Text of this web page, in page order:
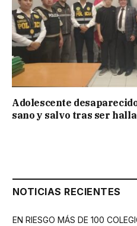
Adolescente
sano y salvo tras ser
NOTICIAS RECIENTES
EN RIESGO MÁS DE 100